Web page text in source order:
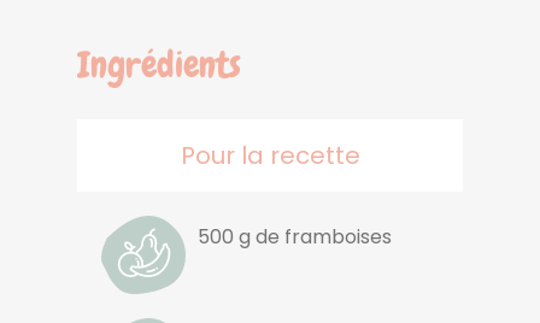
Ingrédients
Pour la recette
500 g de framboises